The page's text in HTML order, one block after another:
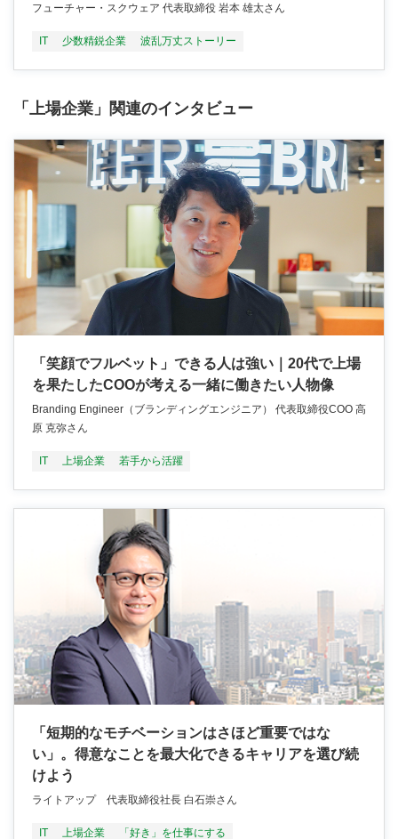
フューチャー・スクウェア 代表取締役 岩本 雄太さん
IT 少数精鋭企業 波乱万丈ストーリー
「上場企業」関連のインタビュー
「笑顔でフルベット」できる人は強い｜20代で上場
を果たしたCOOが考える一緒に働きたい人物像
Branding Engineer（ブランディングエンジニア） 代表取締役COO 高
原 克弥さん
IT 上場企業 若手から活躍
「短期的なモチベーションはさほど重要ではな
い」。得意なことを最大化できるキャリアを選び続
けよう
ライトアップ 代表取締役社長 白石崇さん
IT 上場企業 「好き」を仕事にする